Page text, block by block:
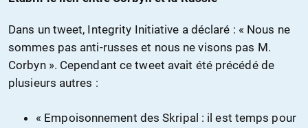
Dans un tweet, Integrity Initiative a déclaré : « Nous ne
sommes pas anti-russes et nous ne visons pas M.
Corbyn ». Cependant ce tweet avait été précédé de
plusieurs autres :
« Empoisonnement des Skripal : il est temps pour